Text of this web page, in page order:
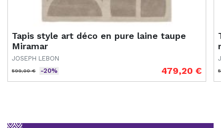
Tapis style art déco en pure laine taupe
Miramar
JOSEPH LEBON
Prix de base
599,00 €
Prix -20% 479,20 €